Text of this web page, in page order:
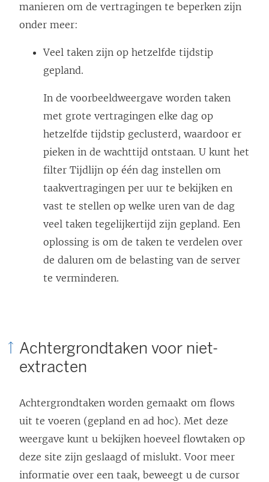
manieren om de vertragingen te beperken zijn
onder meer:
Veel taken zijn op hetzelfde tijdstip
gepland.
In de voorbeeldweergave worden taken
met grote vertragingen elke dag op
hetzelfde tijdstip geclusterd, waardoor er
pieken in de wachttijd ontstaan. U kunt het
filter Tijdlijn op één dag instellen om
taakvertragingen per uur te bekijken en
vast te stellen op welke uren van de dag
veel taken tegelijkertijd zijn gepland. Een
oplossing is om de taken te verdelen over
de daluren om de belasting van de server
te verminderen.
Achtergrondtaken voor niet-
extracten
Achtergrondtaken worden gemaakt om flows
uit te voeren (gepland en ad hoc). Met deze
weergave kunt u bekijken hoeveel flowtaken op
deze site zijn geslaagd of mislukt. Voor meer
informatie over een taak, beweegt u de cursor